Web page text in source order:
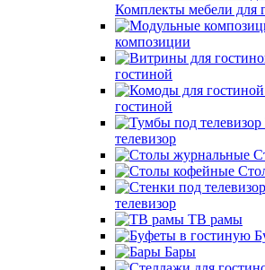
Комплекты мебели для
композиции
гостиной
гостиной
телевизор
телевизор
ТВ рамы
Бары